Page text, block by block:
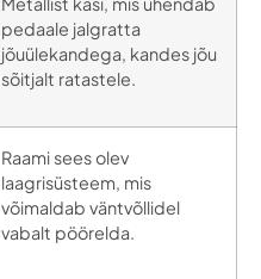
pedaale jalgratta
jõuülekandega, kandes jõu
sõitjalt ratastele.
Raami sees olev
laagrisüsteem, mis
võimaldab väntvõllidel
vabalt pöörelda.